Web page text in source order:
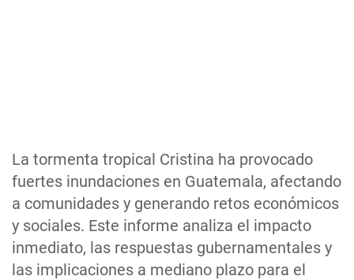
La tormenta tropical Cristina ha provocado
fuertes inundaciones en Guatemala, afectando
a comunidades y generando retos económicos
y sociales. Este informe analiza el impacto
inmediato, las respuestas gubernamentales y
las implicaciones a mediano plazo para el